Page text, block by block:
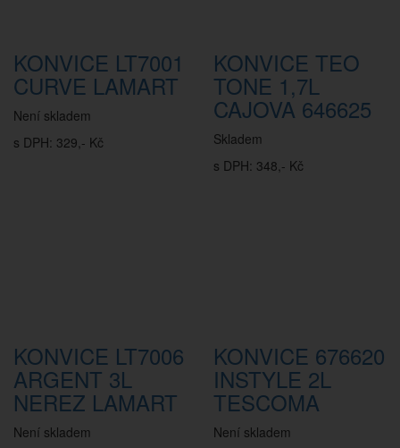
KONVICE LT7001
CURVE LAMART
Není skladem
s DPH: 329,- Kč
KONVICE TEO
TONE 1,7L
CAJOVA 646625
Skladem
s DPH: 348,- Kč
KONVICE LT7006
ARGENT 3L
NEREZ LAMART
Není skladem
KONVICE 676620
INSTYLE 2L
TESCOMA
Není skladem